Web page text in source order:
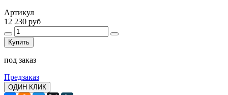
Артикул
12 230 руб
Купить
под заказ
Предзаказ
ОДИН КЛИК